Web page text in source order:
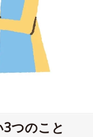
つのこと